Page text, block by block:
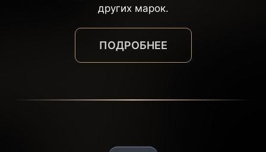
других марок.
ПОДРОБНЕЕ